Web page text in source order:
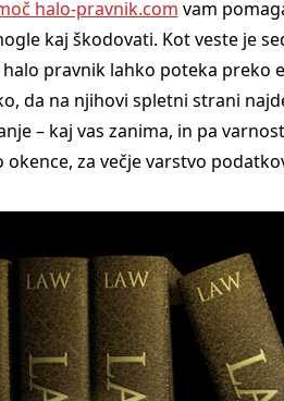
halo-pravnik.com vam
kaj škodovati. Kot veste je
pravnik lahko poteka preko
da na njihovi spletni strani
– kaj vas zanima, in pa
okence, za večje varstvo